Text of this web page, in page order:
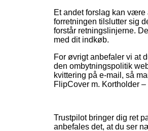
Et andet forslag kan
forretningen tilslutter sig
forstår retningslinjerne.
med dit indkøb.
For øvrigt anbefaler vi at
den ombytningspolitik
kvittering på e-mail, så
FlipCover m. Kortholder
Trustpilot bringer dig ret
anbefales det, at du ser